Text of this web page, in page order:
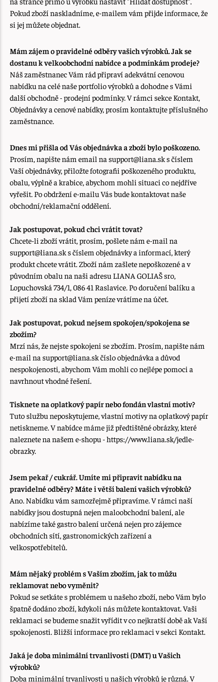
Pokud zboží naskladníme, e-mailem vám přijde informace, že
si jej můžete objednat.
Mám zájem o pravidelné odběry vašich výrobků. Jak se
dostanu k velkoobchodní nabídce a podmínkám prodeje?
Náš zaměstnanec Vám rád připraví adekvátní cenovou
nabídku na celé naše portfolio výrobků a dohodne s Vámi
další obchodně - prodejní podmínky. V rámci sekce Kontakt,
Objednávky a cenové nabídky, prosím kontaktujte příslušného
zaměstnance.
Dnes mi přišla od Vás objednávka a zboží bylo poškozeno.
Prosím, napište nám email na support@liana.sk s číslem
Vaší objednávky, přiložte fotografii poškozeného produktu,
obalu, výplně a krabice, abychom mohli situaci co nejdříve
vyřešit. Po obdržení e-mailu Vás bude kontaktovat naše
obchodní/reklamační oddělení.
Jak postupovat, pokud chci vrátit tovat?
Chcete-li zboží vrátit, prosím, pošlete nám e-mail na
support@liana.sk s číslem objednávky a informací, který
produkt chcete vrátit. Zboží nám zašlete nepoškozené a v
původním obalu na naši adresu LIANA GOLIAŠ sro,
Lopuchovská 734/1, 086 41 Raslavice. Po doručení balíku a
přijetí zboží na sklad Vám peníze vrátíme na účet.
Jak postupovat, pokud nejsem spokojen/spokojena se
zbožím?
Mrzí nás, že nejste spokojeni se zbožím. Prosím, napište nám
e-mail na support@liana.sk číslo objednávka a důvod
nespokojenosti, abychom Vám mohli co nejlépe pomoci a
navrhnout vhodné řešení.
Tisknete na oplatkový papír nebo fondán vlastní motiv?
Tuto službu neposkytujeme, vlastní motivy na oplatkový papír
netiskneme. V nabídce máme již předtištěné obrázky, které
naleznete na našem e-shopu - https://www.liana.sk/jedle-
obrazky.
Jsem pekař / cukrář. Umíte mi připravit nabídku na
pravidelné odběry? Máte i větší balení vašich výrobků?
Ano. Nabídku vám samozřejmě připravíme. V rámci naší
nabídky jsou dostupná nejen maloobchodní balení, ale
nabízíme také gastro balení určená nejen pro zájemce
obchodních sítí, gastronomických zařízení a
velkospotřebitelů.
Mám nějaký problém s Vaším zbožím, jak to můžu
reklamovat nebo vyměnit?
Pokud se setkáte s problémem u našeho zboží, nebo Vám bylo
špatně dodáno zboží, kdykoli nás můžete kontaktovat. Vaši
reklamaci se budeme snažit vyřídit v co nejkratší době ak Vaší
spokojenosti. Bližší informace pro reklamaci v sekci Kontakt.
Jaká je doba minimální trvanlivosti (DMT) u Vašich
výrobků?
Doba minimální trvanlivosti u našich výrobků je různá. V